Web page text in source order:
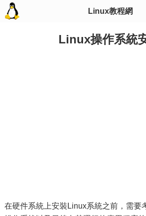
Linux教程網
Linux操作系統
在硬件系統上安裝Linux系統之前，需要